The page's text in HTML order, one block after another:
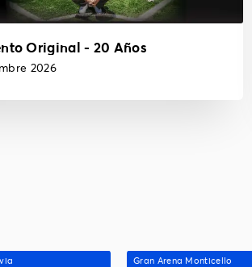
Original - 20 Años
2026
Gran Arena Monticello